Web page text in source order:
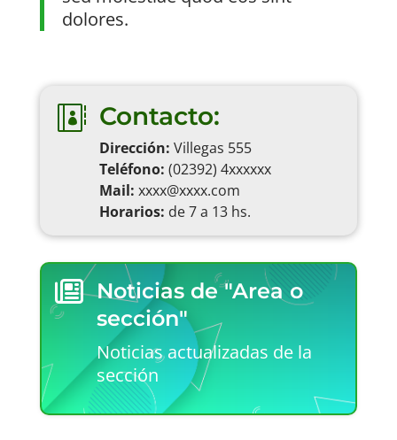
dolores.
 Contacto:
Dirección: Villegas 555
Teléfono: (02392) 4xxxxxx
Mail: xxxx@xxxx.com
Horarios: de 7 a 13 hs.
 Noticias de "Area o
sección"
Noticias actualizadas de la
sección